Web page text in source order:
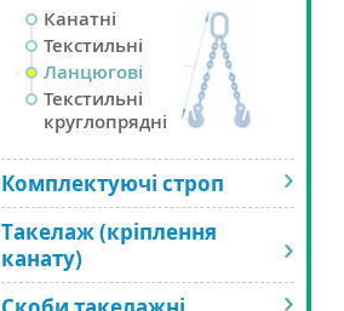
Канатні
Текстильні
Ланцюгові
Текстильні
круглопрядні
Комплектуючі строп
Такелаж (кріплення
канату)